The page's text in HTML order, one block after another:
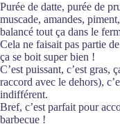
Purée de datte, purée de
muscade, amandes,
balancé tout ça dans le
Cela ne faisait pas partie
ça se boit super bien !
C’est puissant, c’est gras,
raccord avec le dehors),
indifférent.
Bref, c’est parfait pour
barbecue !